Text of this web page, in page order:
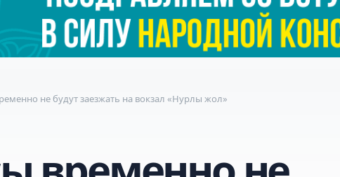
не будут заезжать на вокзал «Нурлы жол»